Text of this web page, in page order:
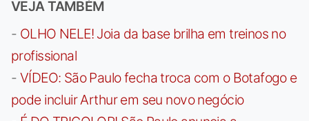
VEJA TAMBÉM
- OLHO NELE! Joia da base brilha em treinos no
profissional
- VÍDEO: São Paulo fecha troca com o Botafogo e
pode incluir Arthur em seu novo negócio